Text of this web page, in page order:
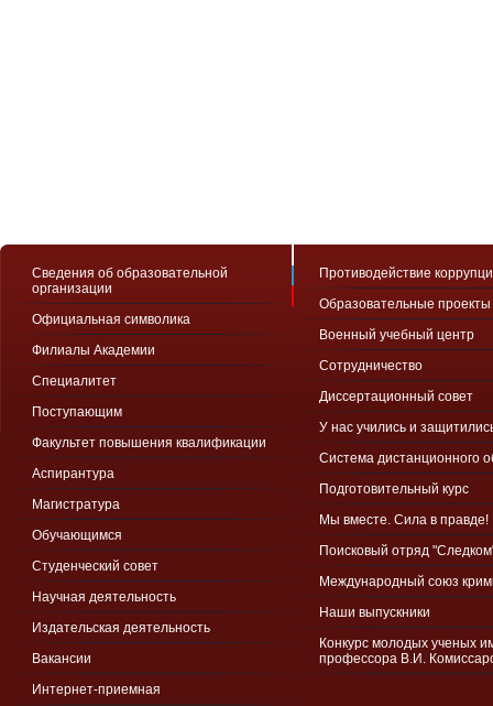
Сведения об образовательной
организации
Официальная символика
Филиалы Академии
Специалитет
Поступающим
Факультет повышения квалификации
Аспирантура
Магистратура
Обучающимся
Студенческий совет
Научная деятельность
Издательская деятельность
Вакансии
Интернет-приемная
Противодействие
Образовательные проекты
Военный учебный центр
Сотрудничество
Диссертационный совет
У нас учились и
Система дистанционного
Подготовительный курс
Мы вместе. Сила в правде!
Поисковый отряд
Международный союз
Наши выпускники
Конкурс молодых ученых
профессора В.И.